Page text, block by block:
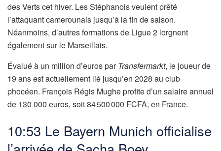
des Verts cet hiver. Les Stéphanois veulent prêté
l’attaquant camerounais jusqu’à la fin de saison.
Néanmoins, d’autres formations de Ligue 2 lorgnent
également sur le Marseillais.
Évalué à un million d’euros par Transfermarkt, le joueur de
19 ans est actuellement lié jusqu’en 2028 au club
phocéen. François Régis Mughe profite d’un salaire annuel
de 130 000 euros, soit 84 500 000 FCFA, en France.
10:53 Le Bayern Munich officialise